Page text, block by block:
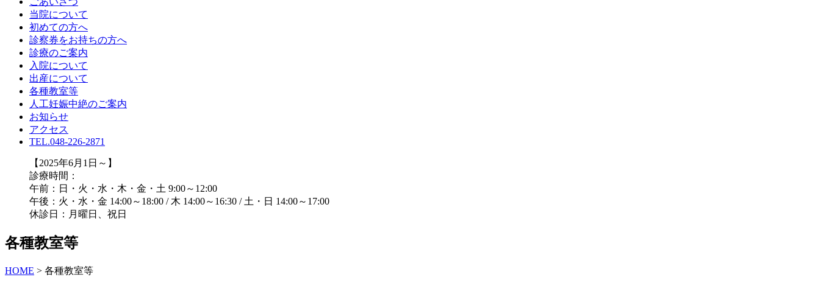
当院について
初めての方へ
診察券をお持ちの方へ
診療のご案内
入院について
出産について
各種教室等
人工妊娠中絶のご案内
お知らせ
アクセス
TEL.048-226-2871
【2025年6月1日～】
診療時間：
午前：日・火・水・木・金・土 9:00～12:00
午後：火・水・金 14:00～18:00 / 木 14:00～16:30 / 土・日 14:00～17:00
休診日：月曜日、祝日
各種教室等
HOME > 各種教室等